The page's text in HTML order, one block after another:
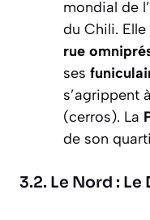
mondial de
du Chili.
rue
ses
s’agrippent
(cerros). La
de son
3.2. Le Nord : Le